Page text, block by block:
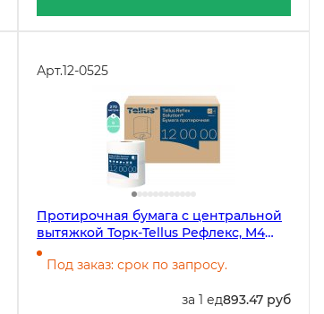
Арт.12-0525
Протирочная бумага с центральной
вытяжкой Торк-Tellus Рефлекс, M4
120000, 270 метров, 1-слойная, белая,
6 рулонов в упаковке
Под заказ: срок по запросу.
за 1 ед893.47 руб